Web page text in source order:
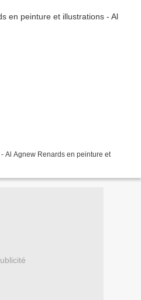
Al Agnew Renards en peinture et